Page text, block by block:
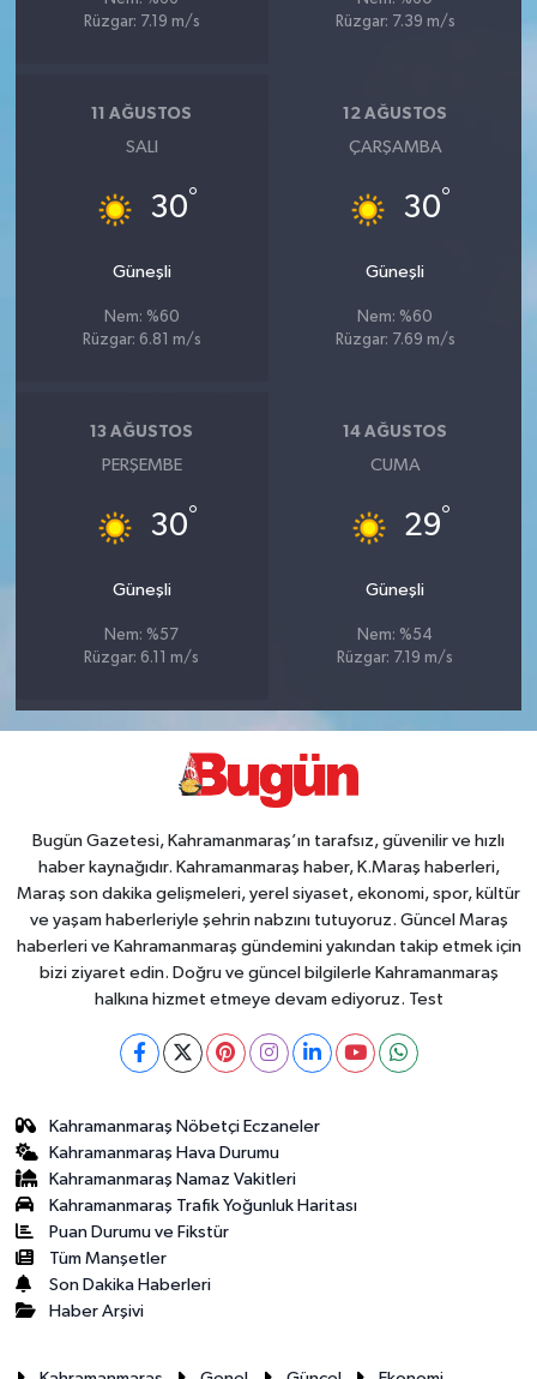
Rüzgar: 7.19 m/s
Rüzgar: 7.39 m/s
11 AĞUSTOS
SALI
30°
Güneşli
Nem: %60
Rüzgar: 6.81 m/s
12 AĞUSTOS
ÇARŞAMBA
30°
Güneşli
Nem: %60
Rüzgar: 7.69 m/s
13 AĞUSTOS
PERŞEMBE
30°
Güneşli
Nem: %57
Rüzgar: 6.11 m/s
14 AĞUSTOS
CUMA
29°
Güneşli
Nem: %54
Rüzgar: 7.19 m/s
Bugün Gazetesi, Kahramanmaraş’ın tarafsız, güvenilir ve hızlı
haber kaynağıdır. Kahramanmaraş haber, K.Maraş haberleri,
Maraş son dakika gelişmeleri, yerel siyaset, ekonomi, spor, kültür
ve yaşam haberleriyle şehrin nabzını tutuyoruz. Güncel Maraş
haberleri ve Kahramanmaraş gündemini yakından takip etmek için
bizi ziyaret edin. Doğru ve güncel bilgilerle Kahramanmaraş
halkına hizmet etmeye devam ediyoruz. Test
Kahramanmaraş Nöbetçi Eczaneler
Kahramanmaraş Hava Durumu
Kahramanmaraş Namaz Vakitleri
Kahramanmaraş Trafik Yoğunluk Haritası
Puan Durumu ve Fikstür
Tüm Manşetler
Son Dakika Haberleri
Haber Arşivi